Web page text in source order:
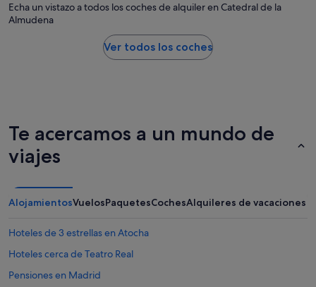
Echa un vistazo a todos los coches de alquiler en Catedral de la
Almudena
Ver todos los coches
Te acercamos a un mundo de
viajes
AlojamientosVuelosPaquetesCochesAlquileres de vacaciones
Hoteles de 3 estrellas en Atocha
Hoteles cerca de Teatro Real
Pensiones en Madrid